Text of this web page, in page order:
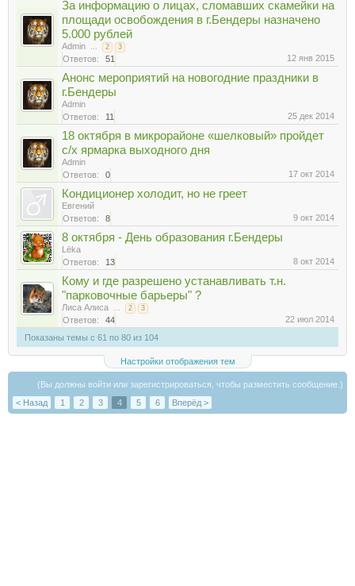
За информацию о лицах, сломавших скамейки на
площади освобождения в г.Бендеры назначено
5.000 рублей
Admin ... 2 3
Ответов: 51 12 янв 2015
Анонс мероприятий на новогодние праздники в
г.Бендеры
Admin
Ответов:
11 25 дек 2014
18 октября в микрорайоне «шелковый» пройдет
с/х ярмарка выходного дня
Admin
Ответов:
0 17 окт 2014
Кондиционер холодит, но не греет
Евгений
Ответов:
8 9 окт 2014
8 октября - День образования г.Бендеры
Lёka
Ответов:
13 8 окт 2014
Кому и где разрешено устанавливать т.н.
"парковочные барьеры" ?
Лиса Алиса ... 2 3
Ответов: 44
22 июл 2014
Показаны темы с 61 по 80 из 104
Настройки отображения тем
(Вы должны войти или зарегистрироваться, чтобы разместить сообщение.)
< Назад
1 2 3 4 5 6 Вперёд >